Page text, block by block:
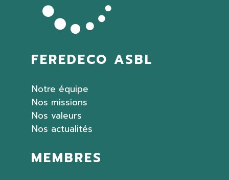
FEREDECO ASBL
Notre équipe
Nos missions
Nos valeurs
Nos actualités
MEMBRES